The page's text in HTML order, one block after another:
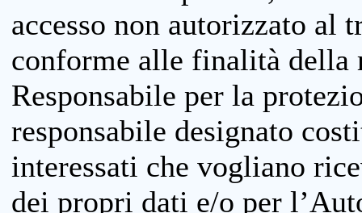
accesso non autorizzato al
conforme alle finalità della
Responsabile per la
responsabile designato
interessati che vogliano
dei propri dati e/o per